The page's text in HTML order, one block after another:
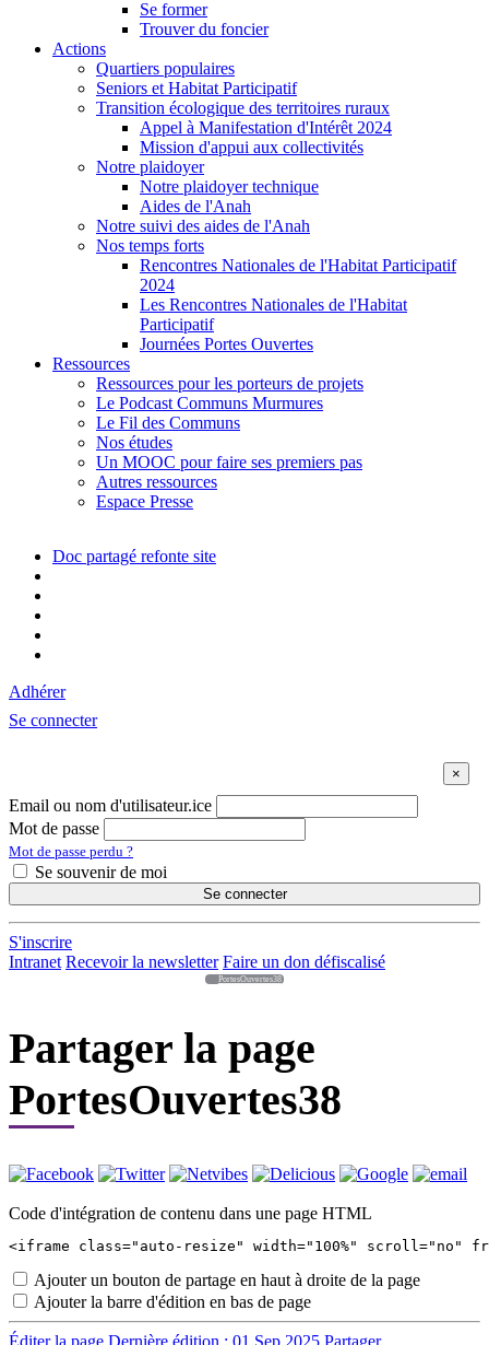
Se former
Trouver du foncier
Actions
Quartiers populaires
Seniors et Habitat Participatif
Transition écologique des territoires ruraux
Appel à Manifestation d'Intérêt 2024
Mission d'appui aux collectivités
Notre plaidoyer
Notre plaidoyer technique
Aides de l'Anah
Notre suivi des aides de l'Anah
Nos temps forts
Rencontres Nationales de l'Habitat Participatif
2024
Les Rencontres Nationales de l'Habitat
Participatif
Journées Portes Ouvertes
Ressources
Ressources pour les porteurs de projets
Le Podcast Communs Murmures
Le Fil des Communs
Nos études
Un MOOC pour faire ses premiers pas
Autres ressources
Espace Presse
Doc partagé refonte site
Adhérer
Se connecter
Email ou nom d'utilisateur.ice
Mot de passe
Mot de passe perdu ?
Se souvenir de moi
Se connecter
S'inscrire
Intranet Recevoir la newsletter Faire un don défiscalisé
PortesOuvertes38
Partager la page
PortesOuvertes38
Code d'intégration de contenu dans une page HTML
Ajouter un bouton de partage en haut à droite de la page
Ajouter la barre d'édition en bas de page
Éditer la page Dernière édition : 01 Sep 2025 Partager